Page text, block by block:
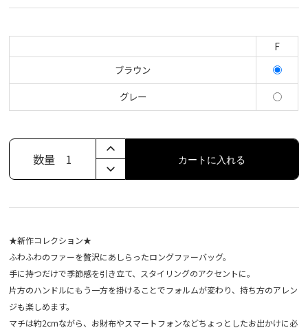
F
ブラウン
グレー
数量 1 カートに入れる
★新作コレクション★
ふわふわのファーを贅沢にあしらったロングファーバッグ。
手に持つだけで季節感を引き立て、スタイリングのアクセントに。
片方のハンドルにもう一方を掛けることでフォルムが変わり、持ち方のアレン
ジも楽しめます。
マチは約2cmながら、お財布やスマートフォンなどちょっとしたお出かけに必